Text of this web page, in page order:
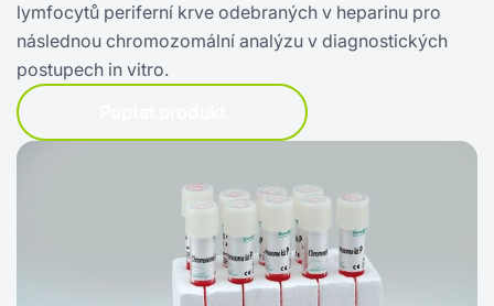
lymfocytů periferní krve odebraných v heparinu pro
následnou chromozomální analýzu v diagnostických
postupech in vitro.